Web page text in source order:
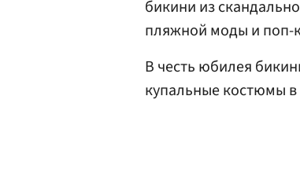
бикини из
пляжной моды и поп-
В честь юбилея
купальные костюмы